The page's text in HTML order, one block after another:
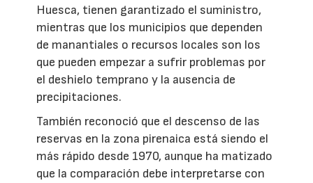
Huesca, tienen garantizado el suministro,
mientras que los municipios que dependen
de manantiales o recursos locales son los
que pueden empezar a sufrir problemas por
el deshielo temprano y la ausencia de
precipitaciones.
También reconoció que el descenso de las
reservas en la zona pirenaica está siendo el
más rápido desde 1970, aunque ha matizado
que la comparación debe interpretarse con